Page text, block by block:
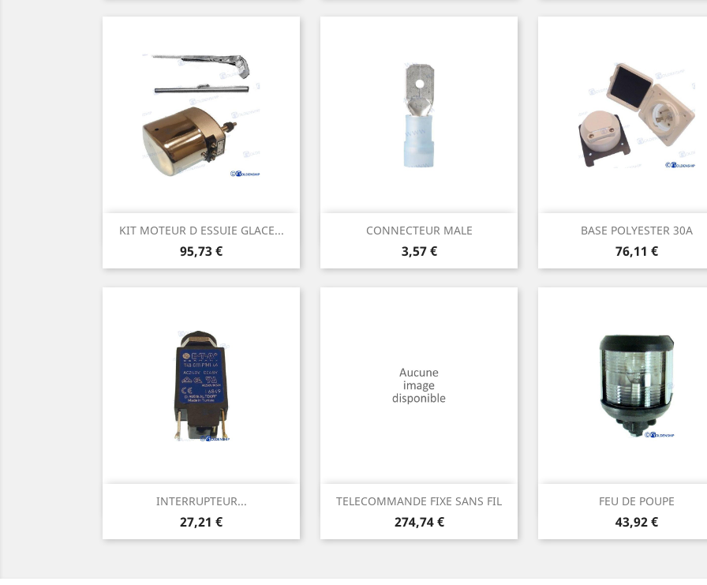
KIT MOTEUR D ESSUIE GLACE...
Prix
95,73 €
Aperçu rapide CONNECTEUR MALE
Prix
3,57 €
Aperçu rapide BASE POLYESTER 30A
Prix
76,11 €
Aperçu rapide
INTERRUPTEUR...
Prix
27,21 €
Aperçu rapide TELECOMMANDE FIXE SANS FIL
Prix
274,74 €
Aperçu rapide FEU DE POUPE
Prix
43,92 €
Aperçu rapide